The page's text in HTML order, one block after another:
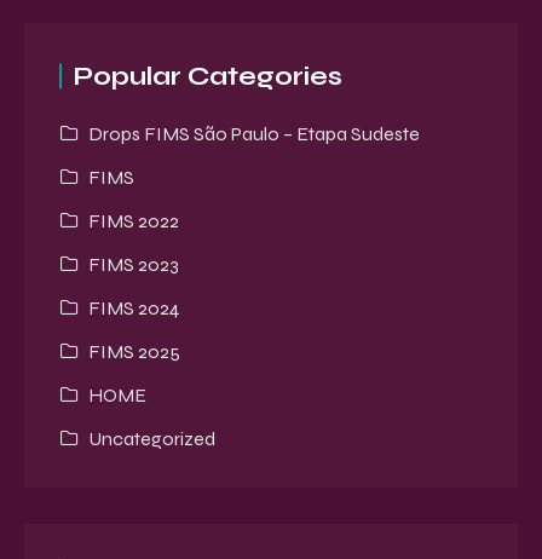
Popular Categories
Drops FIMS São Paulo – Etapa Sudeste
FIMS
FIMS 2022
FIMS 2023
FIMS 2024
FIMS 2025
HOME
Uncategorized